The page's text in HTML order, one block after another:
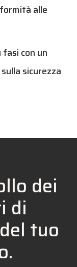
alle
con un
sicurezza
dei
di
tuo